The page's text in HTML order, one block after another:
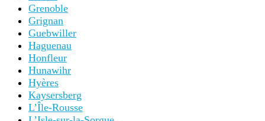
Grenoble
Grignan
Guebwiller
Haguenau
Honfleur
Hunawihr
Hyères
Kaysersberg
L’Île-Rousse